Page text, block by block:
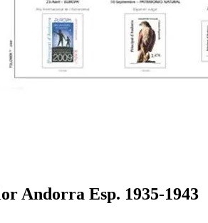
Andorra Esp. 1935-1943